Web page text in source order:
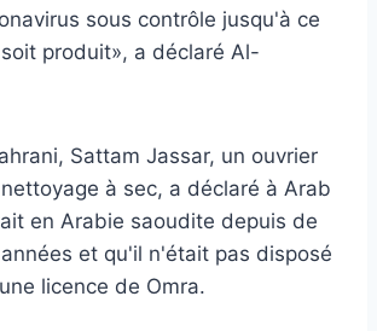
sous contrôle jusqu'à ce
produit», a déclaré Al-
Sattam Jassar, un ouvrier
à sec, a déclaré à Arab
en Arabie saoudite depuis de
et qu'il n'était pas disposé
licence de Omra.